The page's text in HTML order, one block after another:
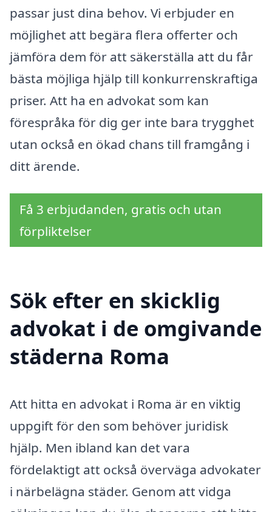
passar just dina behov. Vi erbjuder en
möjlighet att begära flera offerter och
jämföra dem för att säkerställa att du får
bästa möjliga hjälp till konkurrenskraftiga
priser. Att ha en advokat som kan
förespråka för dig ger inte bara trygghet
utan också en ökad chans till framgång i
ditt ärende.
Få 3 erbjudanden, gratis och utan
förpliktelser
Sök efter en skicklig
advokat i de omgivande
städerna Roma
Att hitta en advokat i Roma är en viktig
uppgift för den som behöver juridisk
hjälp. Men ibland kan det vara
fördelaktigt att också överväga advokater
i närbelägna städer. Genom att vidga